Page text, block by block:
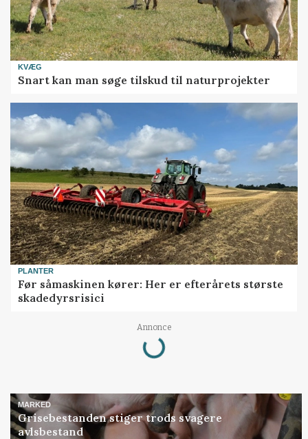
KVÆG
Snart kan man søge tilskud til naturprojekter
PLANTER
Før såmaskinen kører: Her er efterårets største
skadedyrsrisici
Annonce
Loading...
MARKED
Grisebestanden stiger trods svagere
avlsbestand